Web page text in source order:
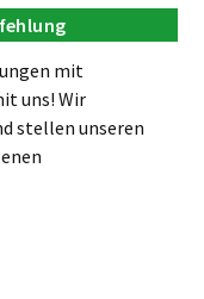
mit
uns! Wir
stellen unseren